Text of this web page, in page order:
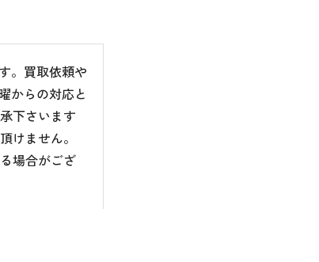
。買取依頼や
からの対応と
下さいます
けません。
場合がござ